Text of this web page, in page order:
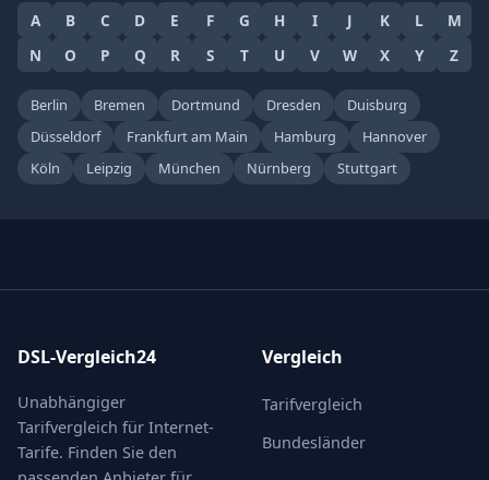
A B C D E F G H I J K L
M
N
O P Q R S T U V W X Y Z
Berlin Bremen Dortmund Dresden
Duisburg
Düsseldorf
Frankfurt am Main Hamburg
Hannover
Köln
Leipzig München Nürnberg Stuttgart
DSL-Vergleich24
Unabhängiger
Tarifvergleich für Internet-
Tarife. Finden Sie den
Vergleich
Tarifvergleich
Bundesländer